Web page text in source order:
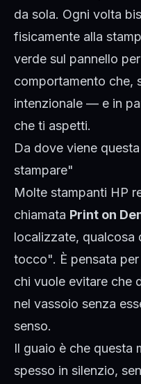
da sola. Ogni volta
fisicamente alla
verde sul pannello
comportamento che,
intenzionale — e in
che ti aspetti.
Da dove viene
stampare"
Molte stampanti HP
chiamata Print on
localizzate, qualcosa
tocco". È pensata
chi vuole evitare che
nel vassoio senza
senso.
Il guaio è che
spesso in silenzio,